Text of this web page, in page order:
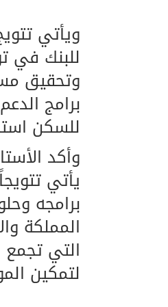
ويأتي
للبنك في
وتحقيق
برامج
للسكن
وأكد
يأتي
برامجه
المملكة
التي تجمع
لتمكين